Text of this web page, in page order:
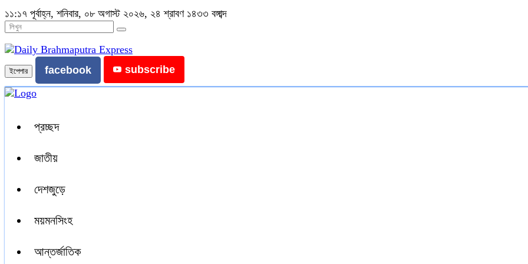
১১:১৭ পূর্বাহ্ন, শনিবার, ০৮ অগাস্ট ২০২৬, ২৪ শ্রাবণ ১৪৩৩ বঙ্গাব্দ
ইপেপার facebook subscribe
প্রচ্ছদ
জাতীয়
দেশজুড়ে
ময়মনসিংহ
আন্তর্জাতিক